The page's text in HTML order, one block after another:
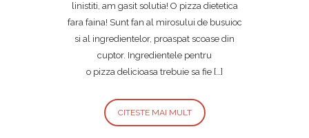
linistiti, am gasit solutia! O pizza dietetica
fara faina! Sunt fan al mirosului de busuioc
si al ingredientelor, proaspat scoase din
cuptor. Ingredientele pentru
o pizza delicioasa trebuie sa fie […]
CITESTE MAI MULT